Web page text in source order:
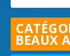
BEAUX